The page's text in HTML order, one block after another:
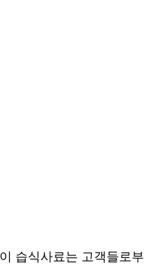
습식사료는 고객들로부